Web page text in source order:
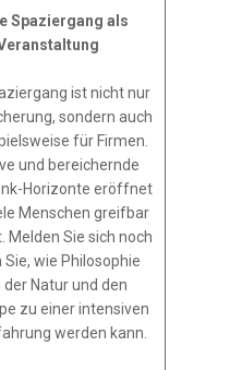
Spaziergang als
ist nicht nur
sondern auch
für Firmen.
und bereichernde
Horizonte eröffnet
Menschen greifbar
Melden Sie sich noch
wie Philosophie
Natur und den
zu einer intensiven
werden kann.